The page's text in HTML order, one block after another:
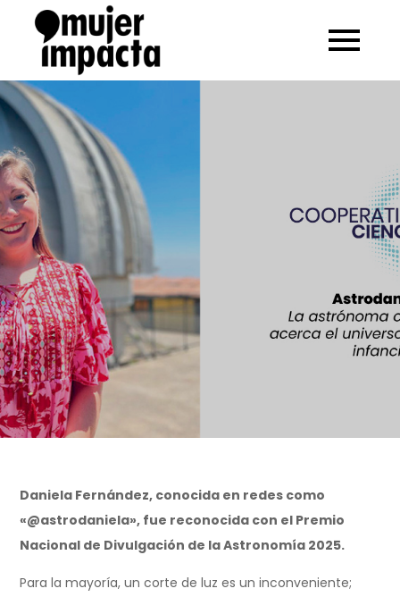
Daniela Fernández, conocida en redes como
«@astrodaniela», fue reconocida con el Premio
Nacional de Divulgación de la Astronomía 2025.
Para la mayoría, un corte de luz es un inconveniente;